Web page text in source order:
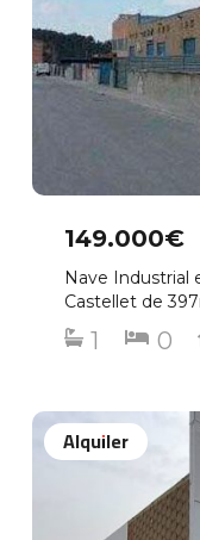
149.000€
Nave Industrial
Castellet de
1 0
Alquiler